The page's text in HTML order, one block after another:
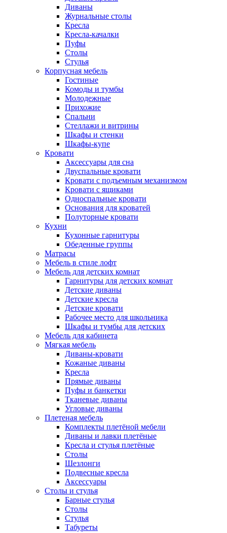
Диваны
Журнальные столы
Кресла
Кресла-качалки
Пуфы
Столы
Стулья
Корпусная мебель
Гостиные
Комоды и тумбы
Молодежные
Прихожие
Спальни
Стеллажи и витрины
Шкафы и стенки
Шкафы-купе
Кровати
Аксессуары для сна
Двуспальные кровати
Кровати с подъемным механизмом
Кровати с ящиками
Односпальные кровати
Основания для кроватей
Полуторные кровати
Кухни
Кухонные гарнитуры
Обеденные группы
Матрасы
Мебель в стиле лофт
Мебель для детских комнат
Гарнитуры для детских комнат
Детские диваны
Детские кресла
Детские кровати
Рабочее место для школьника
Шкафы и тумбы для детских
Мебель для кабинета
Мягкая мебель
Диваны-кровати
Кожаные диваны
Кресла
Прямые диваны
Пуфы и банкетки
Тканевые диваны
Угловые диваны
Плетеная мебель
Комплекты плетёной мебели
Диваны и лавки плетёные
Кресла и стулья плетёные
Столы
Шезлонги
Подвесные кресла
Аксессуары
Столы и стулья
Барные стулья
Столы
Стулья
Табуреты